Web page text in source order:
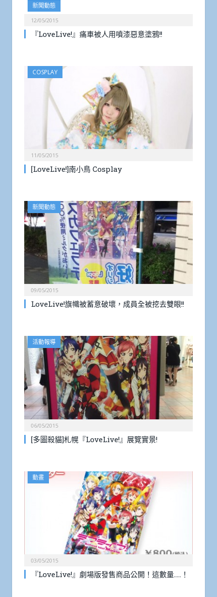
新聞動態
12/05/2015
『LoveLive!』痛車被人用噴漆惡意塗鴉!!
COSPLAY
11/05/2015
[LoveLive!]南小鳥 Cosplay
新聞動態
09/05/2015
LoveLive!旗幟被蓄意破壞，成員全被挖去雙眼!!
活動報導
06/05/2015
[多圖殺貓]札幌『LoveLive!』展覽實景!
動畫
03/05/2015
『LoveLive!』劇場版發售商品公開！這數量…..！